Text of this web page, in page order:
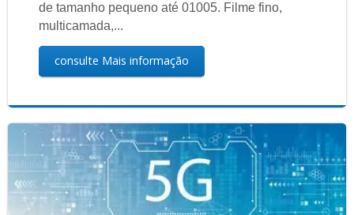
de tamanho pequeno até 01005. Filme fino,
multicamada,...
consulte Mais informação